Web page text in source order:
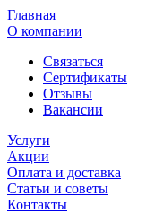
Главная
О компании
Связаться
Сертификаты
Отзывы
Вакансии
Услуги
Акции
Оплата и доставка
Статьи и советы
Контакты